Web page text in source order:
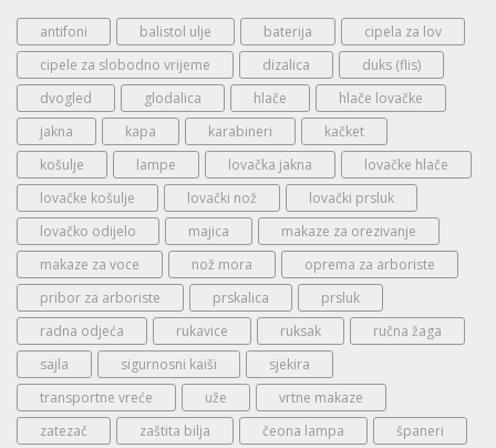
antifoni balistol ulje baterija
cipela za lov
cipele za slobodno vrijeme
dizalica
duks (flis)
dvogled
glodalica hlače
hlače lovačke
jakna
kapa karabineri
kačket
košulje
lampe lovačka jakna
lovačke hlače
lovačke košulje
lovački nož
lovački prsluk
lovačko odijelo
majica
makaze za orezivanje
makaze za voce
nož mora
oprema za arboriste
pribor za arboriste
prskalica
prsluk
radna odjeća
rukavice ruksak
ručna žaga
sajla
sigurnosni kaiši
sjekira
transportne vreće
uže
vrtne makaze
zatezač
zaštita bilja čeona lampa španeri